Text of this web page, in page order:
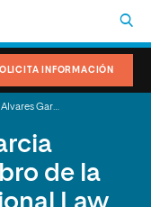
INFORMACIÓN
de la